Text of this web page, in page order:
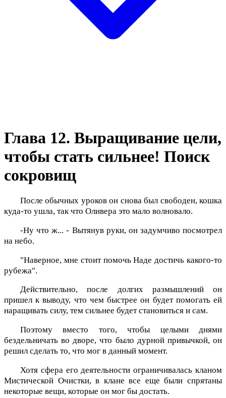
Глава 12. Выращивание цели,
чтобы стать сильнее! Поиск
сокровищ
После обычных уроков он снова был свободен, кошка
куда-то ушла, так что Оливера это мало волновало.
-Ну что ж... - Вытянув руки, он задумчиво посмотрел
на небо.
"Наверное, мне стоит помочь Наде достичь какого-то
рубежа".
Действительно, после долгих размышлений он
пришел к выводу, что чем быстрее он будет помогать ей
наращивать силу, тем сильнее будет становиться и сам.
Поэтому вместо того, чтобы целыми днями
бездельничать во дворе, что было дурной привычкой, он
решил сделать то, что мог в данный момент.
Хотя сфера его деятельности ограничивалась кланом
Мистической Очистки, в клане все еще были спрятаны
некоторые вещи, которые он мог бы достать.